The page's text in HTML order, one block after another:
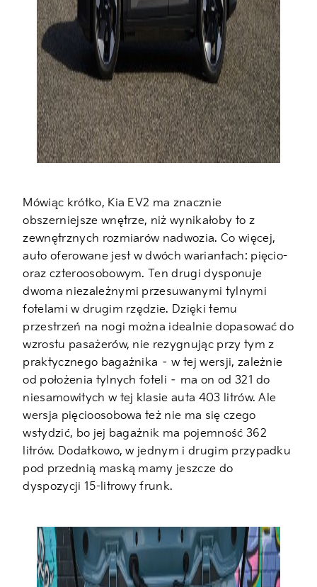
Mówiąc krótko, Kia EV2 ma znacznie
obszerniejsze wnętrze, niż wynikałoby to z
zewnętrznych rozmiarów nadwozia. Co więcej,
auto oferowane jest w dwóch wariantach: pięcio-
oraz czteroosobowym. Ten drugi dysponuje
dwoma niezależnymi przesuwanymi tylnymi
fotelami w drugim rzędzie. Dzięki temu
przestrzeń na nogi można idealnie dopasować do
wzrostu pasażerów, nie rezygnując przy tym z
praktycznego bagażnika – w tej wersji, zależnie
od położenia tylnych foteli – ma on od 321 do
niesamowitych w tej klasie auta 403 litrów. Ale
wersja pięcioosobowa też nie ma się czego
wstydzić, bo jej bagażnik ma pojemność 362
litrów. Dodatkowo, w jednym i drugim przypadku
pod przednią maską mamy jeszcze do
dyspozycji 15-litrowy frunk.